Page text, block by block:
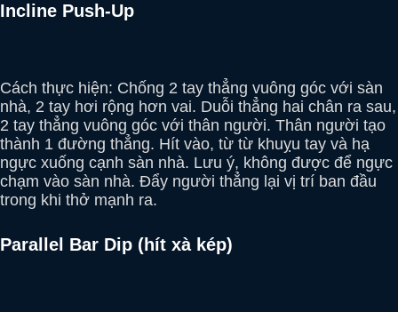
Incline Push-Up
Cách thực hiện: Chống 2 tay thẳng vuông góc với sàn
nhà, 2 tay hơi rộng hơn vai. Duỗi thẳng hai chân ra sau,
2 tay thẳng vuông góc với thân người. Thân người tạo
thành 1 đường thẳng. Hít vào, từ từ khuỵu tay và hạ
ngực xuống cạnh sàn nhà. Lưu ý, không được để ngực
chạm vào sàn nhà. Đẩy người thẳng lại vị trí ban đầu
trong khi thở mạnh ra.
Parallel Bar Dip (hít xà kép)